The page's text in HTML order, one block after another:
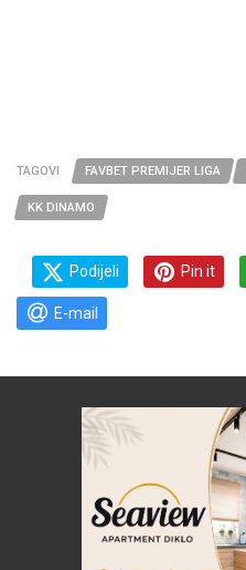
TAGOVI FAVBET PREMIJER LIGA
KK DINAMO
Podijeli Pin it
E-mail